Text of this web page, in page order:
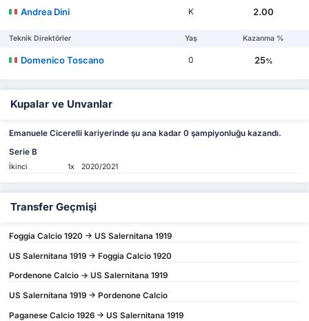
Andrea Dini K 2.00
Teknik Direktörler Yaş Kazanma %
Domenico Toscano 0 25%
Kupalar ve Unvanlar
Emanuele Cicerelli kariyerinde şu ana kadar 0 şampiyonluğu kazandı.
Serie B
İkinci 1x 2020/2021
Transfer Geçmişi
Foggia Calcio 1920 -> US Salernitana 1919
US Salernitana 1919 -> Foggia Calcio 1920
Pordenone Calcio -> US Salernitana 1919
US Salernitana 1919 -> Pordenone Calcio
Paganese Calcio 1926 -> US Salernitana 1919